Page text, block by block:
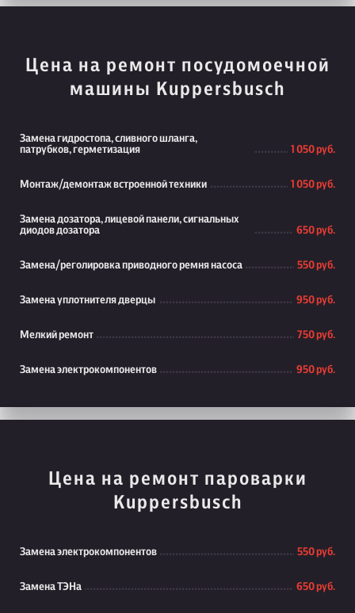
Цена на ремонт посудомоечной
машины Kuppersbusch
Замена гидростопа, сливного шланга,
патрубков, герметизация
1 050 руб.
Монтаж/демонтаж встроенной техники 1 050 руб.
Замена дозатора, лицевой панели, сигнальных
диодов дозатора
650 руб.
Замена/реголировка приводного ремня насоса 550 руб.
Замена уплотнителя дверцы 950 руб.
Мелкий ремонт 750 руб.
Замена электрокомпонентов 950 руб.
Цена на ремонт пароварки
Kuppersbusch
Замена электрокомпонентов 550 руб.
Замена ТЭНа 650 руб.